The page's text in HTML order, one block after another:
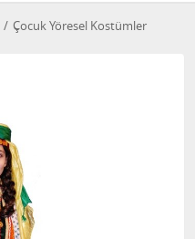
Çocuk Yöresel Kostümler